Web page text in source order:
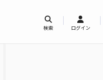
検索 ログイン